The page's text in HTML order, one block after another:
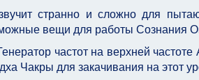
странно и сложно для
вещи для работы Сознания
частот на верхней
Чакры для закачивания на этот